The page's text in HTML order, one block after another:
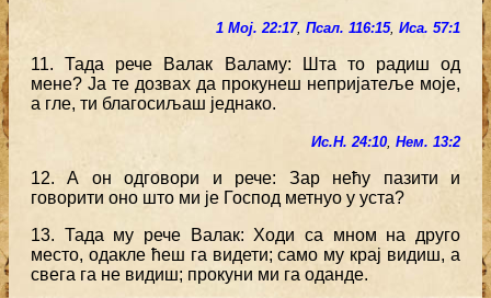
1 Мој. 22:17, Псал. 116:15, Иса. 57:1
11. Тада рече Валак Валаму: Шта то радиш од
мене? Ја те дозвах да прокунеш непријатеље моје,
а гле, ти благосиљаш једнако.
Ис.Н. 24:10, Нем. 13:2
12. А он одговори и рече: Зар нећу пазити и
говорити оно што ми је Господ метнуо у уста?
13. Тада му рече Валак: Ходи са мном на друго
место, одакле ћеш га видети; само му крај видиш, а
свега га не видиш; прокуни ми га оданде.